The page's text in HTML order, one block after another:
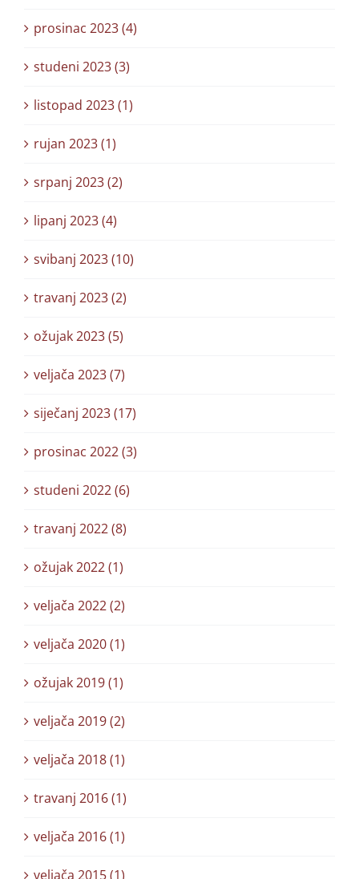
prosinac 2023 (4)
studeni 2023 (3)
listopad 2023 (1)
rujan 2023 (1)
srpanj 2023 (2)
lipanj 2023 (4)
svibanj 2023 (10)
travanj 2023 (2)
ožujak 2023 (5)
veljača 2023 (7)
siječanj 2023 (17)
prosinac 2022 (3)
studeni 2022 (6)
travanj 2022 (8)
ožujak 2022 (1)
veljača 2022 (2)
veljača 2020 (1)
ožujak 2019 (1)
veljača 2019 (2)
veljača 2018 (1)
travanj 2016 (1)
veljača 2016 (1)
veljača 2015 (1)